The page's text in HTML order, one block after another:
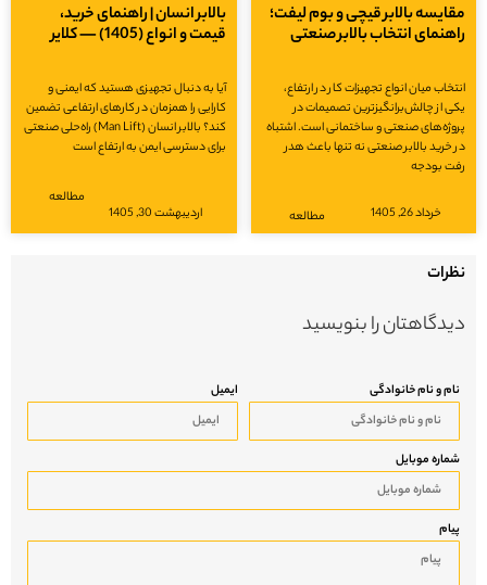
مقایسه بالابر قیچی و بوم لیفت؛
راهنمای انتخاب بالابر صنعتی
انتخاب میان انواع تجهیزات کار در ارتفاع،
یکی از چالش‌برانگیزترین تصمیمات در
پروژه‌های صنعتی و ساختمانی است. اشتباه
در خرید بالابر صنعتی نه تنها باعث هدر
رفت بودجه
مطالعه خرداد 26, 1405
بالابر انسان | راهنمای خرید،
قیمت و انواع (1405) — کلایر
آیا به دنبال تجهیزی هستید که ایمنی و
کارایی را همزمان در کارهای ارتفاعی تضمین
کند؟ بالابر انسان (Man Lift) راه‌حلی صنعتی
برای دسترسی ایمن به ارتفاع است
مطالعه
اردیبهشت 30, 1405
نظرات
دیدگاهتان را بنویسید
نام و نام خانوادگی ایمیل
شماره موبایل
پیام